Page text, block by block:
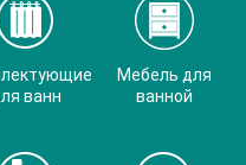
ванн
Мебель для
ванной